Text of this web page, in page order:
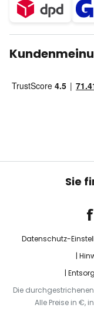
Sie
Datenschutz-
Die durchgestrichenen
Alle Preise in €,